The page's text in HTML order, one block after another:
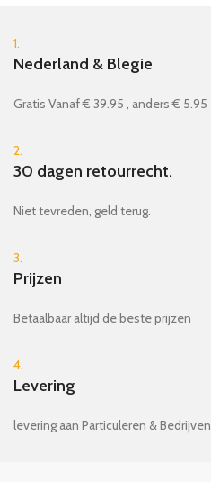
1.
Nederland & Blegie
Gratis Vanaf € 39.95 , anders € 5.95
2.
30 dagen retourrecht.
Niet tevreden, geld terug.
3.
Prijzen
Betaalbaar altijd de beste prijzen
4.
Levering
levering aan Particuleren & Bedrijven